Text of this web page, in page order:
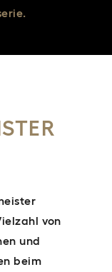
von
und
beim